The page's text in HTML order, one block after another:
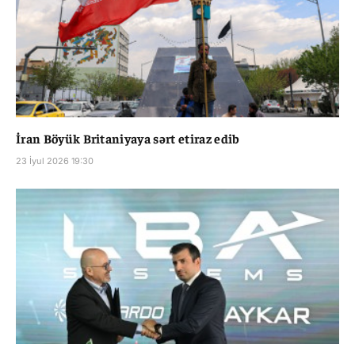
İran Böyük Britaniyaya sərt etiraz edib
23 İyul 2026 19:30